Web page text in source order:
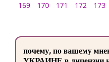
169
170 171 172 173
почему, по вашему